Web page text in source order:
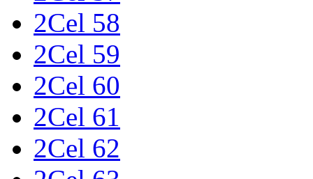
2Cel 58
2Cel 59
2Cel 60
2Cel 61
2Cel 62